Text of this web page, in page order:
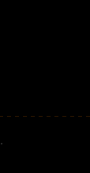
.